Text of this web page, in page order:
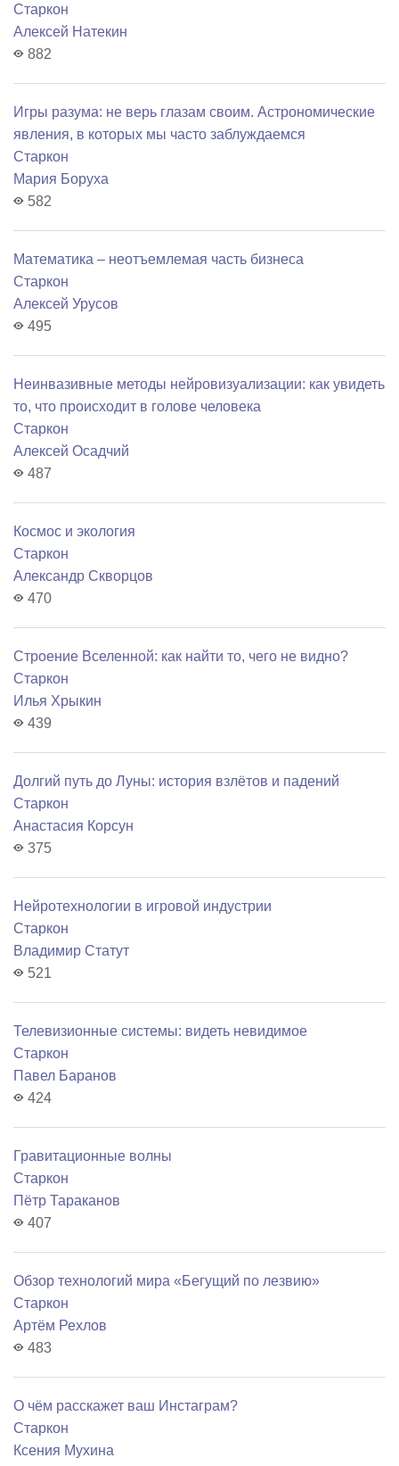
Старкон
Алексей Натекин
882
Игры разума: не верь глазам своим. Астрономические
явления, в которых мы часто заблуждаемся
Старкон
Мария Боруха
582
Математика – неотъемлемая часть бизнеса
Старкон
Алексей Урусов
495
Неинвазивные методы нейровизуализации: как увидеть
то, что происходит в голове человека
Старкон
Алексей Осадчий
487
Космос и экология
Старкон
Александр Скворцов
470
Строение Вселенной: как найти то, чего не видно?
Старкон
Илья Хрыкин
439
Долгий путь до Луны: история взлётов и падений
Старкон
Анастасия Корсун
375
Нейротехнологии в игровой индустрии
Старкон
Владимир Статут
521
Телевизионные системы: видеть невидимое
Старкон
Павел Баранов
424
Гравитационные волны
Старкон
Пётр Тараканов
407
Обзор технологий мира «Бегущий по лезвию»
Старкон
Артём Рехлов
483
О чём расскажет ваш Инстаграм?
Старкон
Ксения Мухина